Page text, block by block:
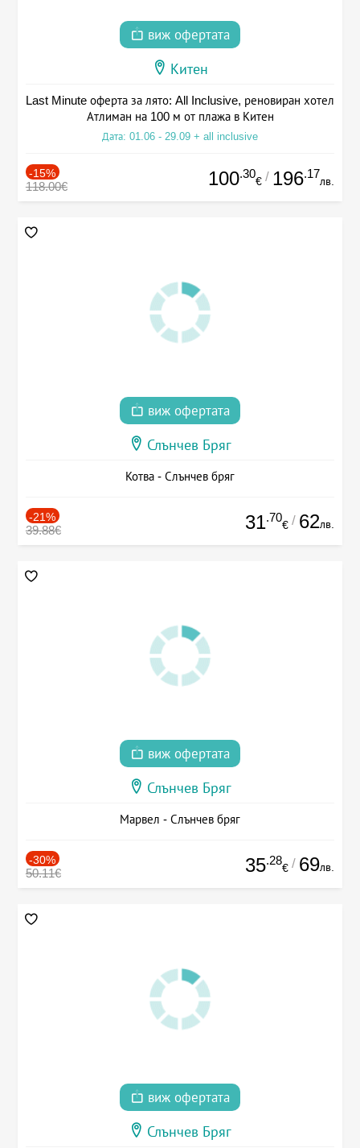
виж офертата
Китен
Last Minute оферта за лято: All Inclusive, реновиран хотел
Атлиман на 100 м от плажа в Китен
Дата: 01.06 - 29.09 + all inclusive
-15%
118.00€ 100.30
€ / 196.17
лв.
виж офертата
Слънчев Бряг
Котва - Слънчев бряг
-21%
39.88€ 31.70
€ / 62лв.
виж офертата
Слънчев Бряг
Марвел - Слънчев бряг
-30%
50.11€ 35.28
€ / 69лв.
виж офертата
Слънчев Бряг